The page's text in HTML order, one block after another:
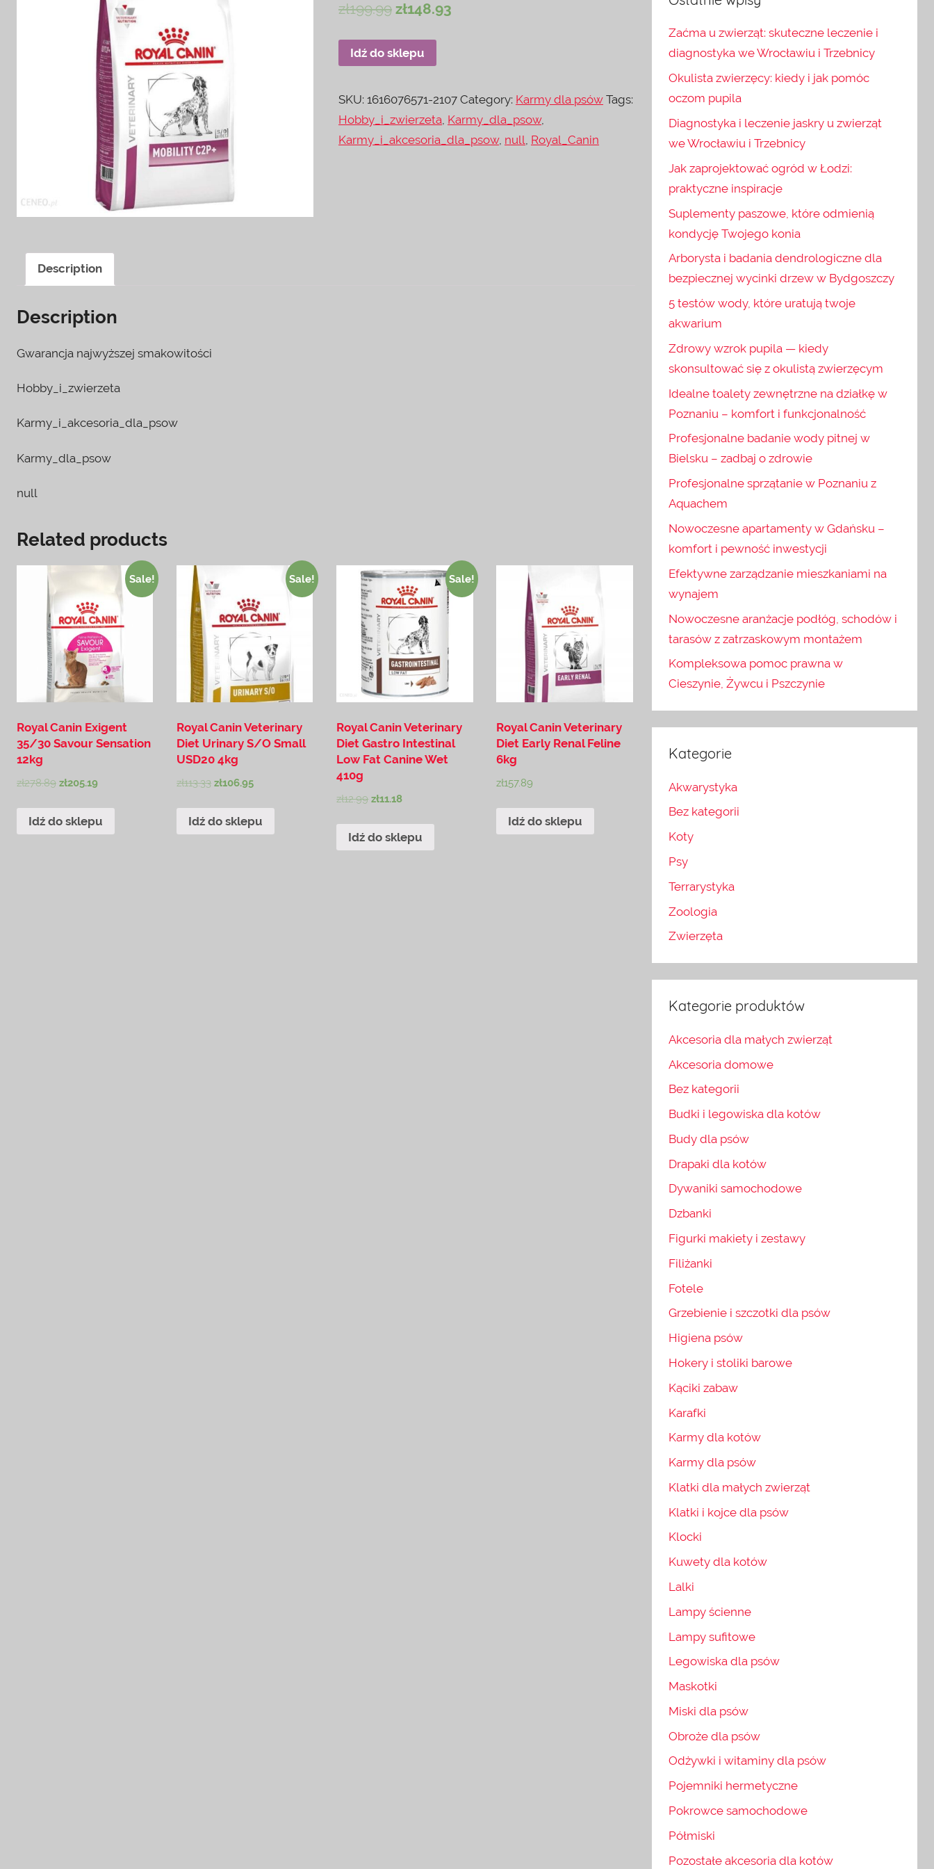
zł199.99 zł148.93
Idź do sklepu
SKU:1616076571-2107 Category: Karmy dla psów Tags:
Hobby_i_zwierzeta, Karmy_dla_psow,
Karmy_i_akcesoria_dla_psow, null, Royal_Canin
Description
Description
Gwarancja najwyższej smakowitości
Hobby_i_zwierzeta
Karmy_i_akcesoria_dla_psow
Karmy_dla_psow
null
Related products
Sale!
Royal Canin Exigent
35/30 Savour Sensation
12kg
zł278.89 zł205.19
Idź do sklepu
Sale!
Royal Canin Veterinary
Diet Urinary S/O Small
USD20 4kg
zł113.33 zł106.95
Idź do sklepu
Sale!
Royal Canin Veterinary
Diet Gastro Intestinal
Low Fat Canine Wet
410g
zł12.99 zł11.18
Idź do sklepu
Royal Canin Veterinary
Diet Early Renal Feline
6kg
zł157.89
Idź do sklepu
Zaćma u zwierząt: skuteczne leczenie i
diagnostyka we Wrocławiu i Trzebnicy
Okulista zwierzęcy: kiedy i jak pomóc
oczom pupila
Diagnostyka i leczenie jaskry u zwierząt
we Wrocławiu i Trzebnicy
Jak zaprojektować ogród w Łodzi:
praktyczne inspiracje
Suplementy paszowe, które odmienią
kondycję Twojego konia
Arborysta i badania dendrologiczne dla
bezpiecznej wycinki drzew w Bydgoszczy
5 testów wody, które uratują twoje
akwarium
Zdrowy wzrok pupila — kiedy
skonsultować się z okulistą zwierzęcym
Idealne toalety zewnętrzne na działkę w
Poznaniu – komfort i funkcjonalność
Profesjonalne badanie wody pitnej w
Bielsku – zadbaj o zdrowie
Profesjonalne sprzątanie w Poznaniu z
Aquachem
Nowoczesne apartamenty w Gdańsku –
komfort i pewność inwestycji
Efektywne zarządzanie mieszkaniami na
wynajem
Nowoczesne aranżacje podłóg, schodów i
tarasów z zatrzaskowym montażem
Kompleksowa pomoc prawna w
Cieszynie, Żywcu i Pszczynie
Kategorie
Akwarystyka
Bez kategorii
Koty
Psy
Terrarystyka
Zoologia
Zwierzęta
Kategorie produktów
Akcesoria dla małych zwierząt
Akcesoria domowe
Bez kategorii
Budki i legowiska dla kotów
Budy dla psów
Drapaki dla kotów
Dywaniki samochodowe
Dzbanki
Figurki makiety i zestawy
Filiżanki
Fotele
Grzebienie i szczotki dla psów
Higiena psów
Hokery i stoliki barowe
Kąciki zabaw
Karafki
Karmy dla kotów
Karmy dla psów
Klatki dla małych zwierząt
Klatki i kojce dla psów
Klocki
Kuwety dla kotów
Lalki
Lampy ścienne
Lampy sufitowe
Legowiska dla psów
Maskotki
Miski dla psów
Obroże dla psów
Odżywki i witaminy dla psów
Pojemniki hermetyczne
Pokrowce samochodowe
Półmiski
Pozostałe akcesoria dla kotów